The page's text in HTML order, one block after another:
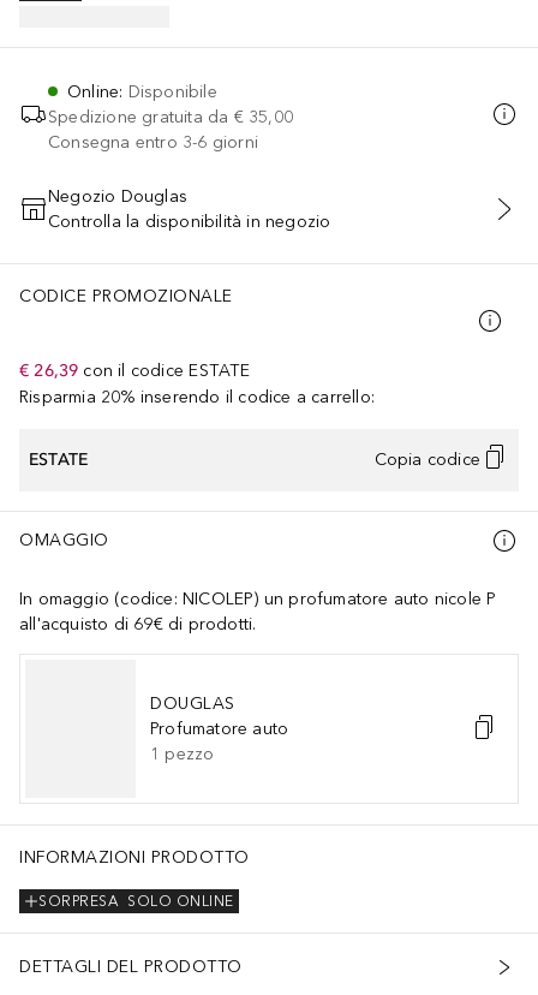
Online: Disponibile
Spedizione gratuita da € 35,00
Consegna entro 3-6 giorni
AGGIUNGI AL CARRELLO
Negozio Douglas
Controlla la disponibilità in negozio
CODICE PROMOZIONALE
€ 26,39 con il codice ESTATE
Risparmia 20% inserendo il codice a carrello:
ESTATE Copia codice
OMAGGIO
In omaggio (codice: NICOLEP) un profumatore auto nicole P
all'acquisto di 69€ di prodotti.
DOUGLAS
Profumatore auto
1 pezzo
INFORMAZIONI PRODOTTO
SOLO ONLINE
SORPRESA
DETTAGLI DEL PRODOTTO